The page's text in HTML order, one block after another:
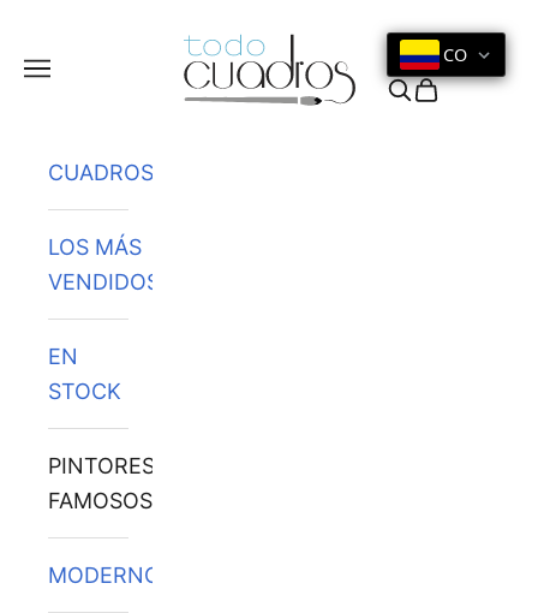
Menú
CO
Buscar
Cesta
CUADROS
LOS MÁS
VENDIDOS
EN
STOCK
PINTORES
FAMOSOS
MODERNOS